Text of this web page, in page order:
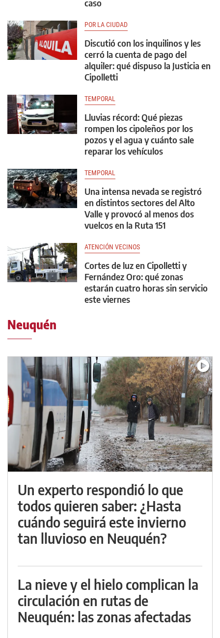
caso
POR LA CIUDAD
Discutió con los inquilinos y les
cerró la cuenta de pago del
alquiler: qué dispuso la Justicia en
Cipolletti
TEMPORAL
Lluvias récord: Qué piezas
rompen los cipoleños por los
pozos y el agua y cuánto sale
reparar los vehículos
TEMPORAL
Una intensa nevada se registró
en distintos sectores del Alto
Valle y provocó al menos dos
vuelcos en la Ruta 151
ATENCIÓN VECINOS
Cortes de luz en Cipolletti y
Fernández Oro: qué zonas
estarán cuatro horas sin servicio
este viernes
Neuquén
Un experto respondió lo que
todos quieren saber: ¿Hasta
cuándo seguirá este invierno
tan lluvioso en Neuquén?
La nieve y el hielo complican la
circulación en rutas de
Neuquén: las zonas afectadas